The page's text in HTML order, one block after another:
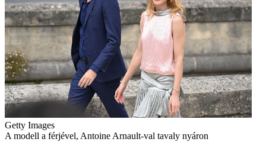
Getty Images
A modell a férjével, Antoine Arnault-val tavaly nyáron